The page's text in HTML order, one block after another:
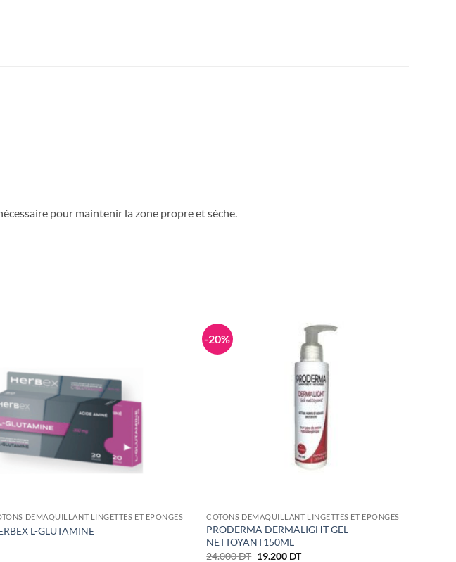
pour maintenir la zone propre et sèche.
DÉMAQUILLANT LINGETTES ET ÉPONGES
L-GLUTAMINE
-20%
COTONS DÉMAQUILLANT LINGETTES ET ÉPONGES
PRODERMA DERMALIGHT GEL
NETTOYANT150ML
24.000DT Le
19.200 DTLe